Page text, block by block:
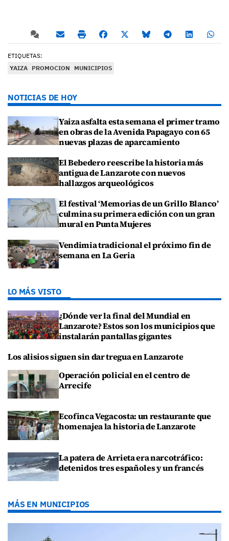
ETIQUETAS:
YAIZA PROMOCION MUNICIPIOS
NOTICIAS DE HOY
Yaiza asfalta esta semana el primer tramo
en obras de la Avenida Papagayo con 65
nuevas plazas de aparcamiento
El Bebedero reescribe la historia más
antigua de Lanzarote con nuevos
hallazgos arqueológicos
El festival ‘Memorias de un Grillo Blanco’
culmina su primera edición con un gran
mural en Punta Mujeres
Vendimia tradicional el próximo fin de
semana en La Geria
LO MÁS VISTO
¿Dónde ver la final del Mundial en
Lanzarote? Estos son los municipios que
instalarán pantallas gigantes
Los alisios siguen sin dar tregua en Lanzarote
Operación policial en el centro de
Arrecife
Ecofinca Vegacosta: un restaurante que
homenajea la historia de Lanzarote
La patera de Arrieta era narcotráfico:
detenidos tres españoles y un francés
MÁS EN MUNICIPIOS